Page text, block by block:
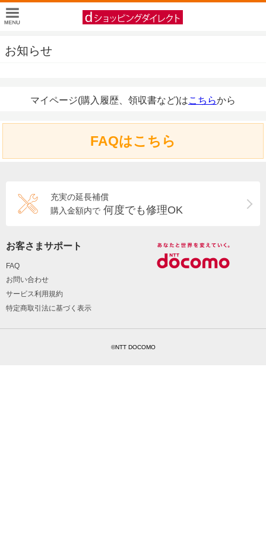
お知らせ
マイページ(購入履歴、領収書など)はこちらから
FAQはこちら
充実の延長補償
購入金額内で 何度でも修理OK
お客さまサポート
FAQ
お問い合わせ
サービス利用規約
特定商取引法に基づく表示
©NTT DOCOMO